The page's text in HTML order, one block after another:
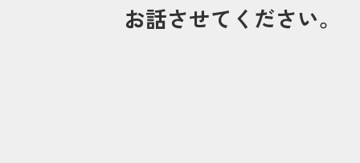
お話させてください。